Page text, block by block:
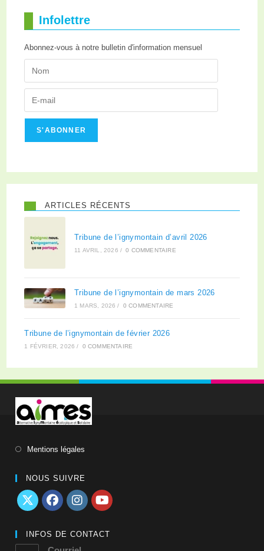
Infolettre
Abonnez-vous à notre bulletin d'information mensuel
S'ABONNER
ARTICLES RÉCENTS
Tribune de l’ignymontain d’avril 2026
11 AVRIL, 2026 / 0 COMMENTAIRE
Tribune de l’ignymontain de mars 2026
1 MARS, 2026 / 0 COMMENTAIRE
Tribune de l’ignymontain de février 2026
1 FÉVRIER, 2026 / 0 COMMENTAIRE
Mentions légales
NOUS SUIVRE
INFOS DE CONTACT